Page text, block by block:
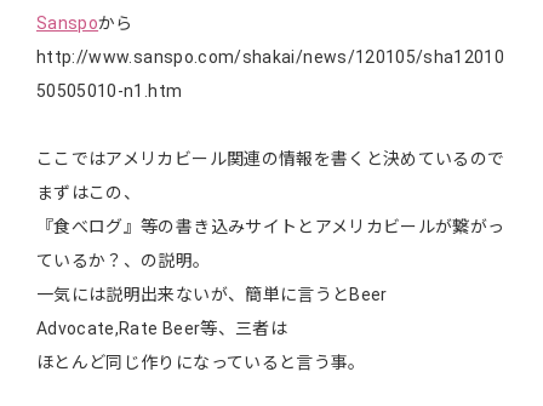
Sanspoから
http://www.sanspo.com/shakai/news/120105/sha12010
50505010-n1.htm
ここではアメリカビール関連の情報を書くと決めているので
まずはこの、
『食べログ』等の書き込みサイトとアメリカビールが繋がっ
ているか？、の説明。
一気には説明出来ないが、簡単に言うとBeer
Advocate,Rate Beer等、三者は
ほとんど同じ作りになっていると言う事。